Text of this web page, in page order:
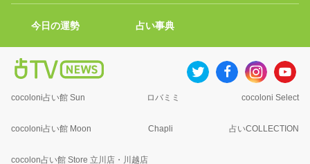
今日の運勢 占い事典
cocoloni占い館 Sun ロバミミ cocoloni Select
cocoloni占い館 Moon Chapli 占いCOLLECTION
cocolon占い館 Store 立川店・川越店